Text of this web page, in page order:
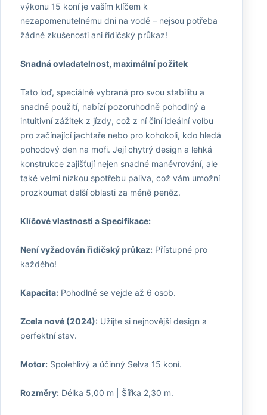
výkonu 15 koní je vaším klíčem k
nezapomenutelnému dni na vodě – nejsou potřeba
žádné zkušenosti ani řidičský průkaz!
Snadná ovladatelnost, maximální požitek
Tato loď, speciálně vybraná pro svou stabilitu a
snadné použití, nabízí pozoruhodně pohodlný a
intuitivní zážitek z jízdy, což z ní činí ideální volbu
pro začínající jachtaře nebo pro kohokoli, kdo hledá
pohodový den na moři. Její chytrý design a lehká
konstrukce zajišťují nejen snadné manévrování, ale
také velmi nízkou spotřebu paliva, což vám umožní
prozkoumat další oblasti za méně peněz.
Klíčové vlastnosti a Specifikace:
Není vyžadován řidičský průkaz:Přístupné pro
každého!
Kapacita:Pohodlně se vejde až 6 osob.
Zcela nové (2024):Užijte si nejnovější design a
perfektní stav.
Motor:Spolehlivý a účinný Selva 15 koní.
Rozměry:Délka 5,00 m | Šířka 2,30 m.